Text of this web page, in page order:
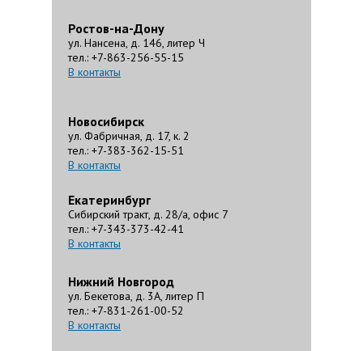
Ростов-на-Дону
ул. Нансена, д. 146, литер Ч
тел.: +7-863-256-55-15
В контакты
Новосибирск
ул. Фабричная, д. 17, к. 2
тел.: +7-383-362-15-51
В контакты
Екатеринбург
Сибирский тракт, д. 28/а, офис 7
тел.: +7-343-373-42-41
В контакты
Нижний Новгород
ул. Бекетова, д. 3А, литер П
тел.: +7-831-261-00-52
В контакты